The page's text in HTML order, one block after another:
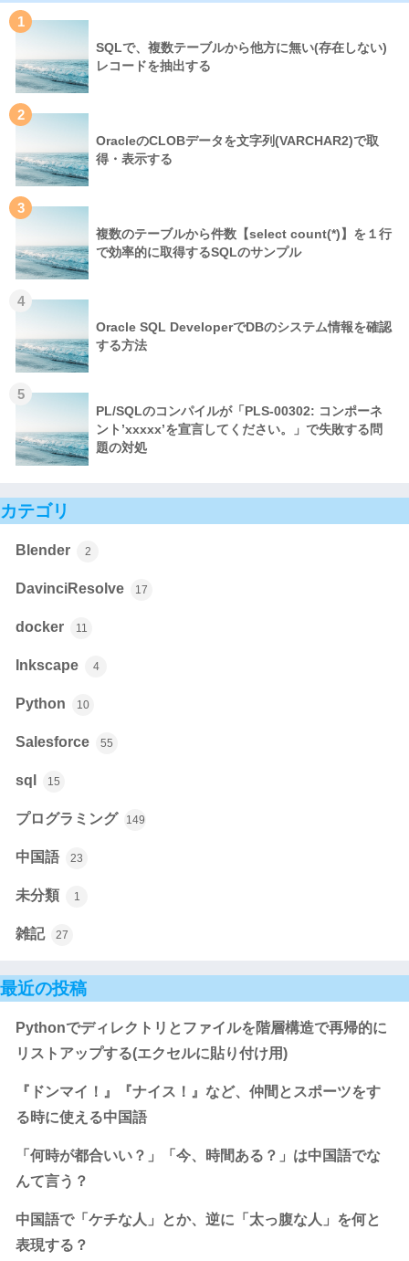
1
SQLで、複数テーブルから他方に無い(存在しない)
レコードを抽出する
2
OracleのCLOBデータを文字列(VARCHAR2)で取
得・表示する
3
複数のテーブルから件数【select count(*)】を１行
で効率的に取得するSQLのサンプル
4
Oracle SQL DeveloperでDBのシステム情報を確認
する方法
5
PL/SQLのコンパイルが「PLS-00302: コンポーネ
ント’xxxxx’を宣言してください。」で失敗する問
題の対処
カテゴリ
Blender 2
DavinciResolve 17
docker 11
Inkscape 4
Python 10
Salesforce 55
sql 15
プログラミング 149
中国語 23
未分類 1
雑記 27
最近の投稿
Pythonでディレクトリとファイルを階層構造で再帰的に
リストアップする(エクセルに貼り付け用)
『ドンマイ！』『ナイス！』など、仲間とスポーツをす
る時に使える中国語
「何時が都合いい？」「今、時間ある？」は中国語でな
んて言う？
中国語で「ケチな人」とか、逆に「太っ腹な人」を何と
表現する？